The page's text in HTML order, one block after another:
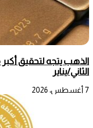
الذهب يتجه لتحقيق
الثاني/يناير
7 أغسطس، 2026